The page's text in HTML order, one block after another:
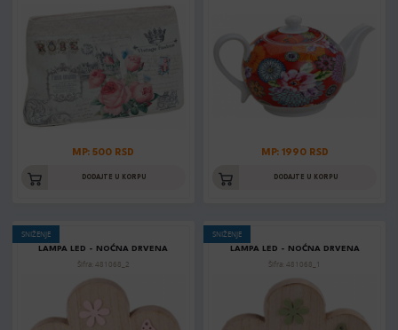
MP: 500 RSD
DODAJTE U KORPU
MP: 1990 RSD
DODAJTE U KORPU
SNIŽENJE
LAMPA LED - NOĆNA DRVENA
Šifra: 481068_2
SNIŽENJE
LAMPA LED - NOĆNA DRVENA
Šifra: 481068_1